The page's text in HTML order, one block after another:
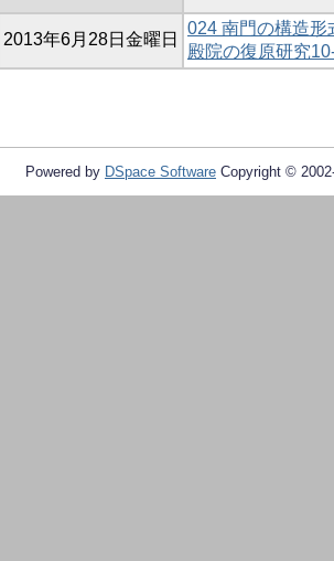
2013年6月28日金曜日
024 南門の構造形
殿院の復原研究
Powered by DSpace Software Copyright ©